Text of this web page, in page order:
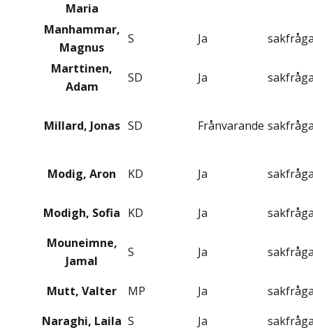
Maria
Manhammar,
Magnus
S Ja
Marttinen,
Adam
SD Ja
Millard, Jonas SD Frånvarande
Modig, Aron KD Ja
Modigh, Sofia KD Ja
Mouneimne,
Jamal
S Ja
Mutt, Valter MP Ja
Naraghi, Laila S Ja